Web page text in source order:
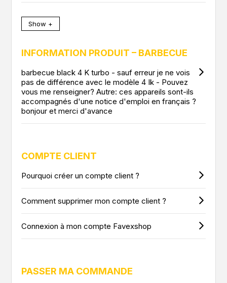
Show +
INFORMATION PRODUIT – BARBECUE
barbecue black 4 K turbo - sauf erreur je ne vois
pas de différence avec le modèle 4 Ik - Pouvez
vous me renseigner? Autre: ces appareils sont-ils
accompagnés d'une notice d'emploi en français ?
bonjour et merci d'avance
COMPTE CLIENT
Pourquoi créer un compte client ?
Comment supprimer mon compte client ?
Connexion à mon compte Favexshop
PASSER MA COMMANDE